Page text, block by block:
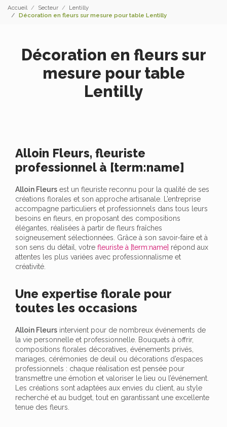
Accueil Secteur
Lentilly
Décoration en fleurs sur mesure pour table Lentilly
Décoration en fleurs sur
mesure pour table
Lentilly
Alloin Fleurs, fleuriste
professionnel à [term:name]
Alloin Fleurs est un fleuriste reconnu pour la qualité de ses
créations florales et son approche artisanale. L’entreprise
accompagne particuliers et professionnels dans tous leurs
besoins en fleurs, en proposant des compositions
élégantes, réalisées à partir de fleurs fraîches
soigneusement sélectionnées. Grâce à son savoir-faire et à
son sens du détail, votre fleuriste à [term:name] répond aux
attentes les plus variées avec professionnalisme et
créativité.
Une expertise florale pour
toutes les occasions
Alloin Fleurs intervient pour de nombreux événements de
la vie personnelle et professionnelle. Bouquets à offrir,
compositions florales décoratives, événements privés,
mariages, cérémonies de deuil ou décorations d’espaces
professionnels : chaque réalisation est pensée pour
transmettre une émotion et valoriser le lieu ou l’événement.
Les créations sont adaptées aux envies du client, au style
recherché et au budget, tout en garantissant une excellente
tenue des fleurs.